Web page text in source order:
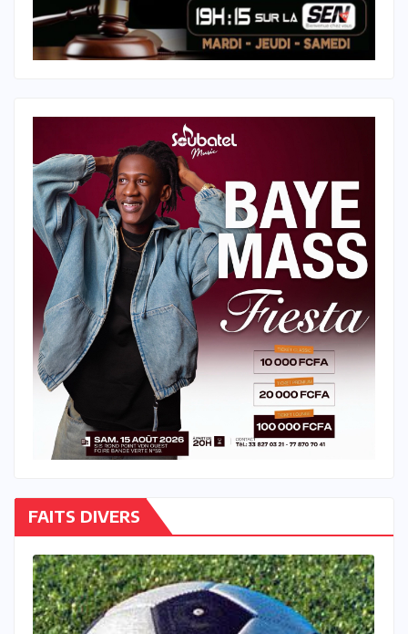
FAITS DIVERS